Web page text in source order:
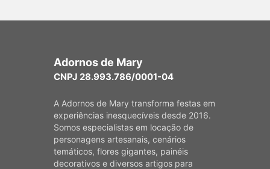
Adornos de Mary
CNPJ 28.993.786/0001-04
A Adornos de Mary transforma festas em
experiências inesquecíveis desde 2016.
Somos especialistas em locação de
personagens artesanais, cenários
temáticos, flores gigantes, painéis
decorativos e diversos artigos para